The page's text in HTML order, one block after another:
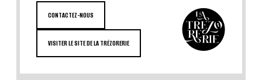
CONTACTEZ-NOUS
VISITER LE SITE DE LA TRÉZORERIE